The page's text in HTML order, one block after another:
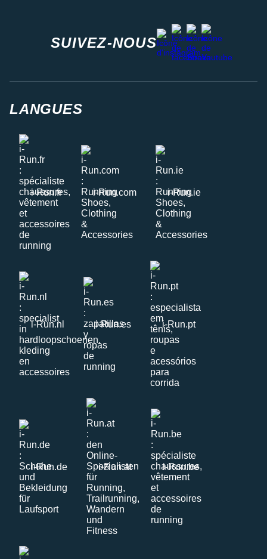
SUIVEZ-NOUS
instagram
facebook
stravayoutube
LANGUES
i-Run.fr i-Run.com i-Run.ie
i-Run.nl i-Run.es i-Run.pt
i-Run.de i-Run.at i-Run.be